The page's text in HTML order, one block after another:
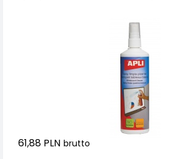
61,88 PLN brutto